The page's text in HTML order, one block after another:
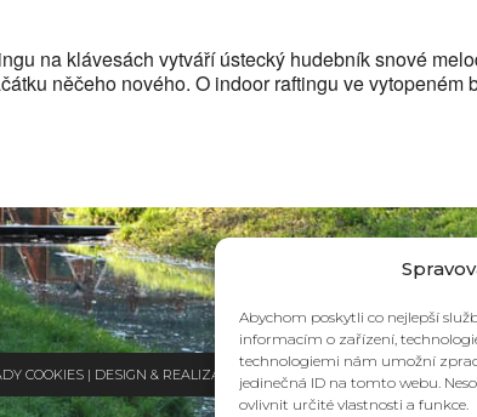
Abychom poskytli co nejlepší
informacím o zařízení,
technologiemi nám umožní
jedinečná ID na tomto webu.
ovlivnit určité vlastnosti a funkce.
na klávesách vytváří ústecký hudebník snové
něčeho nového. O indoor raftingu ve vytopeném
COOKIES | DESIGN & REALIZACE HD PRODUCTION BRNO